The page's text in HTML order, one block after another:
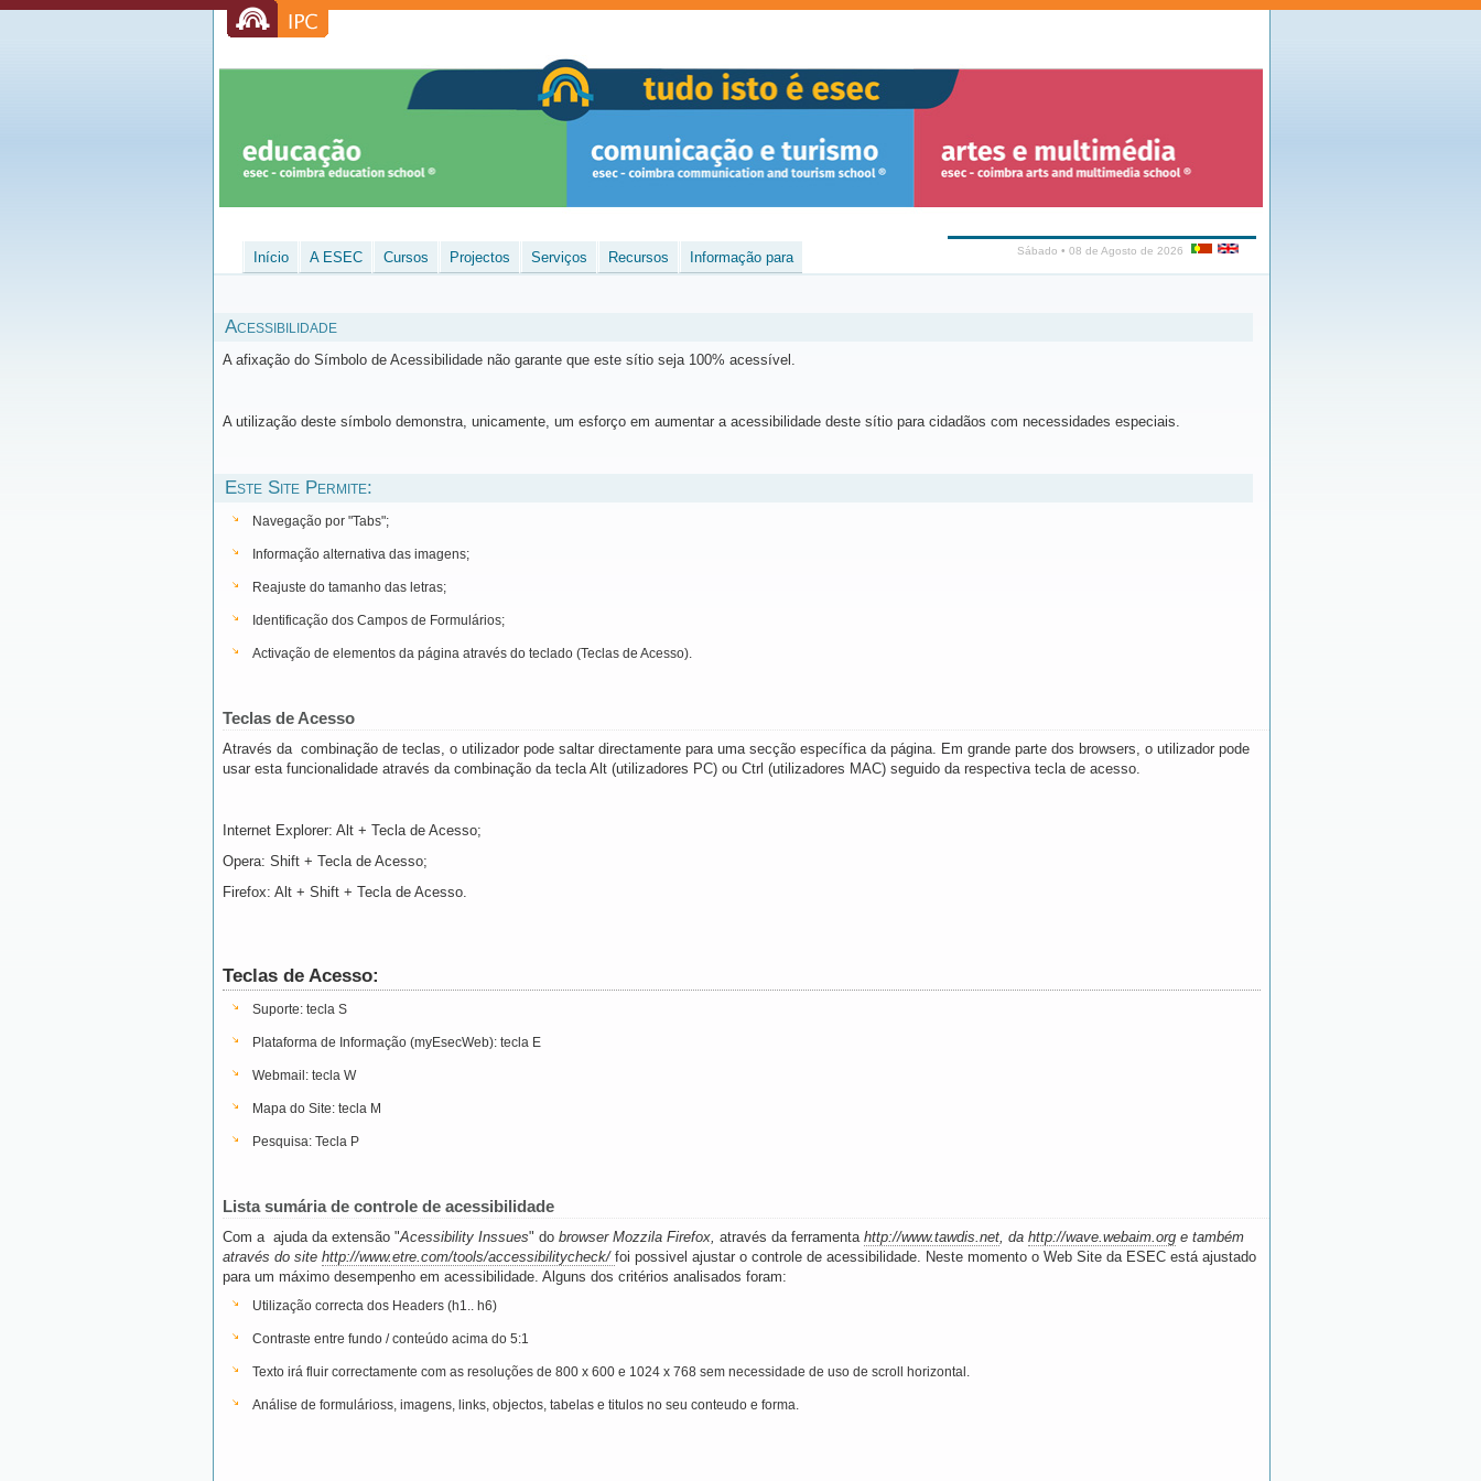
Início A ESEC Cursos Projectos Serviços Recursos Informação para Sábado • 08 de Agosto de 2026
Acessibilidade
A afixação do Símbolo de Acessibilidade não garante que este sítio seja 100% acessível.
A utilização deste símbolo demonstra, unicamente, um esforço em aumentar a acessibilidade deste sítio para cidadãos com necessidades especiais.
Este Site Permite:
Navegação por "Tabs";
Informação alternativa das imagens;
Reajuste do tamanho das letras;
Identificação dos Campos de Formulários;
Activação de elementos da página através do teclado (Teclas de Acesso).
Teclas de Acesso
Através da combinação de teclas, o utilizador pode saltar directamente para uma secção específica da página. Em grande parte dos browsers, o utilizador pode
usar esta funcionalidade através da combinação da tecla Alt (utilizadores PC) ou Ctrl (utilizadores MAC) seguido da respectiva tecla de acesso.
Internet Explorer: Alt + Tecla de Acesso;
Opera: Shift + Tecla de Acesso;
Firefox: Alt + Shift + Tecla de Acesso.
Teclas de Acesso:
Suporte: tecla S
Plataforma de Informação (myEsecWeb): tecla E
Webmail: tecla W
Mapa do Site: tecla M
Pesquisa: Tecla P
Lista sumária de controle de acessibilidade
Com a ajuda da extensão "Acessibility Inssues" do browser Mozzila Firefox, através da ferramenta http://www.tawdis.net, da http://wave.webaim.org e também
através do site http://www.etre.com/tools/accessibilitycheck/ foi possivel ajustar o controle de acessibilidade. Neste momento o Web Site da ESEC está ajustado
para um máximo desempenho em acessibilidade. Alguns dos critérios analisados foram:
Utilização correcta dos Headers (h1.. h6)
Contraste entre fundo / conteúdo acima do 5:1
Texto irá fluir correctamente com as resoluções de 800 x 600 e 1024 x 768 sem necessidade de uso de scroll horizontal.
Análise de formulárioss, imagens, links, objectos, tabelas e titulos no seu conteudo e forma.